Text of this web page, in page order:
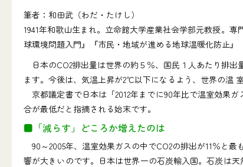
筆者：和田武（わだ・たけし）
1941年和歌山生まれ。立命館大学産業社会学部元教授。
球環境問題入門』『市民・地域が進める地球温暖化防止
日本のCO2排出量は世界の約５％、国民１人あたり排
ます。今後は、気温上昇が2℃以下になるよう、世界の温
京都議定書で日本は「2012年までに90年比で温室効果
合が最低だと指摘される始末です。
■「減らす」どころか増えたのは
90～2005年、温室効果ガスの中でCO2の排出が11％と
響が大きいのです。日本は世界一の石炭輸入国。石炭は